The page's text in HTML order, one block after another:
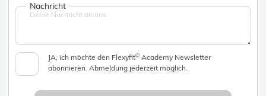
Nachricht
JA, ich möchte den Flexyfit© Academy Newsletter
abonnieren. Abmeldung jederzeit möglich.